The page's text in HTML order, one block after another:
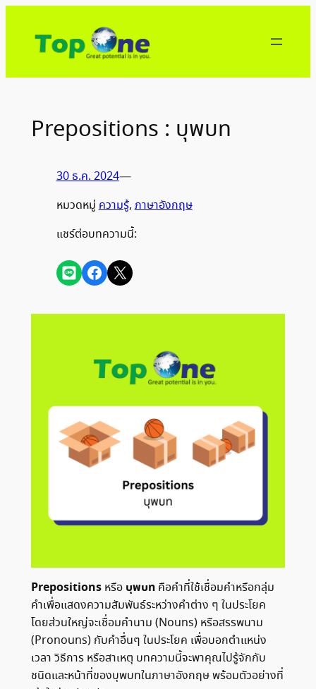
Prepositions : บุพบท
30 ธ.ค. 2024—
หมวดหมู่ความรู้, ภาษาอังกฤษ
แชร์ต่อบทความนี้:
Share on LINEShare on Facebook
Share on X
Prepositionsหรือ บุพบทคือคำที่ใช้เชื่อมคำหรือกลุ่ม
คำเพื่อแสดงความสัมพันธ์ระหว่างคำต่าง ๆ ในประโยค
โดยส่วนใหญ่จะเชื่อมคำนาม (Nouns) หรือสรรพนาม
(Pronouns) กับคำอื่นๆ ในประโยค เพื่อบอกตำแหน่ง
เวลา วิธีการ หรือสาเหตุ บทความนี้จะพาคุณไปรู้จักกับ
ชนิดและหน้าที่ของบุพบทในภาษาอังกฤษ พร้อมตัวอย่างที่